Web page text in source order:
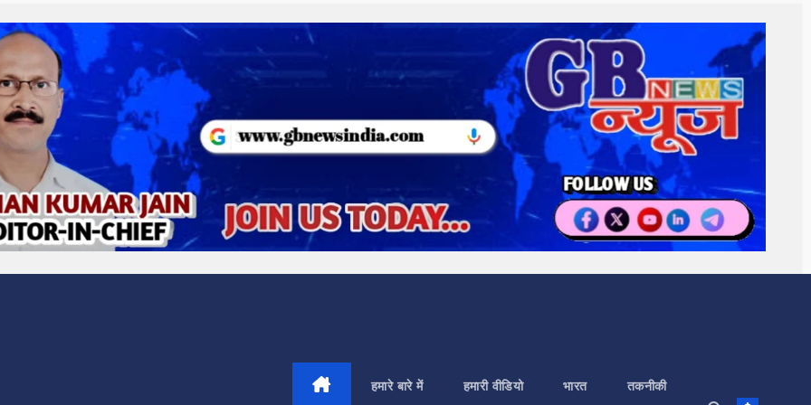
हमारे बारे में हमारी वीडियो भारत तकनीकी